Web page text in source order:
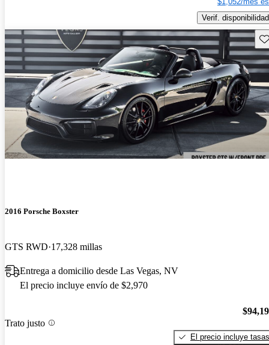
Verif. disponibilidad
2016 Porsche Boxster
GTS RWD 17,328 millas
Entrega a domicilio desde Las Vegas, NV
El precio incluye envío de $2,970
Trato justo
El precio incluye tasas